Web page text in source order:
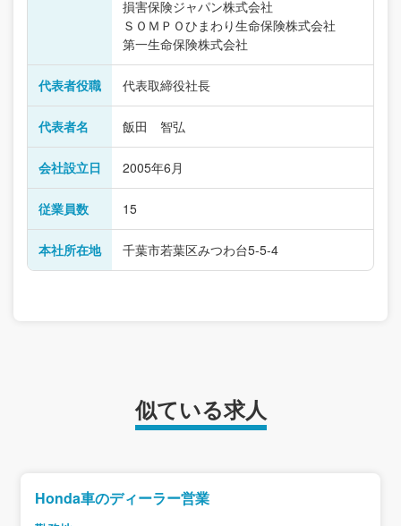
損害保険ジャパン株式会社
ＳＯＭＰＯひまわり生命保険株式会社
第一生命保険株式会社
代表者役職 代表取締役社長
代表者名 飯田 智弘
会社設立日 2005年6月
従業員数 15
本社所在地 千葉市若葉区みつわ台5-5-4
似ている求人
Honda車のディーラー営業